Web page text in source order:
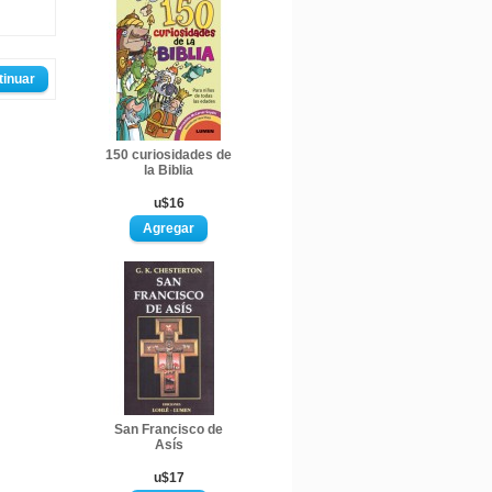
150 curiosidades de
la Biblia
u$16
San Francisco de
Asís
u$17